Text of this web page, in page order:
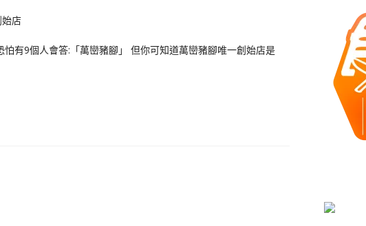
有9個人會答:「萬巒豬腳」 但你可知道萬巒豬腳唯一創始店是